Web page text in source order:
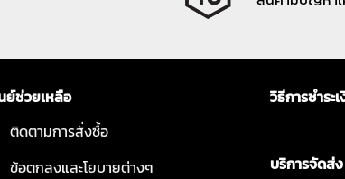
ย์ช่วยเหลือ
ติดตามการสั่งซื้อ
ข้อตกลงและโยบายต่างๆ
วิธีการชำระ
บริการจัดส่ง